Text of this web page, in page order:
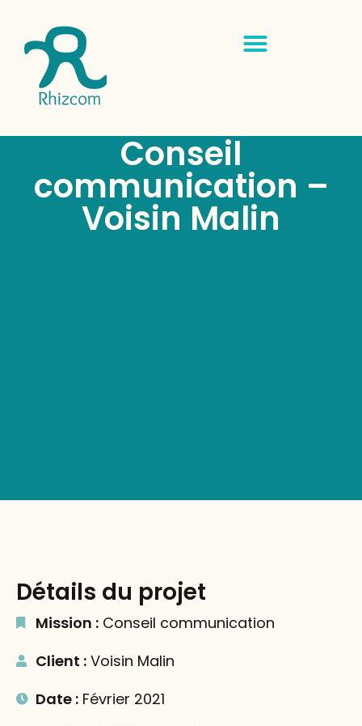
Conseil
communication –
Voisin Malin
Détails du projet
Mission :Conseil communication
Client :Voisin Malin
Date :Février 2021